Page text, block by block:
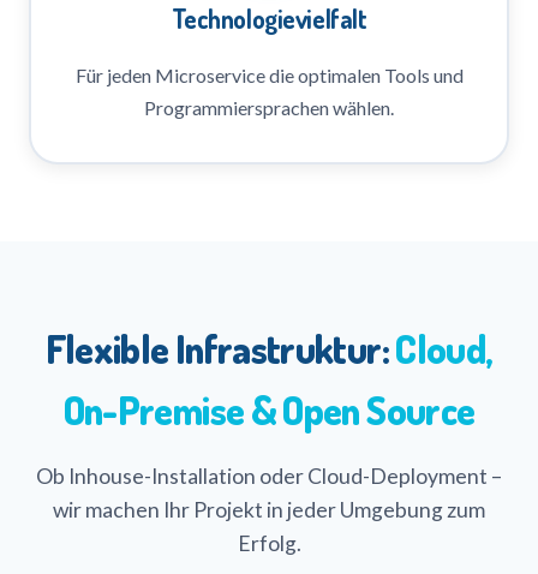
Technologievielfalt
Für jeden Microservice die optimalen Tools und
Programmiersprachen wählen.
Flexible Infrastruktur:Cloud,
On-Premise & Open Source
Ob Inhouse-Installation oder Cloud-Deployment –
wir machen Ihr Projekt in jeder Umgebung zum
Erfolg.